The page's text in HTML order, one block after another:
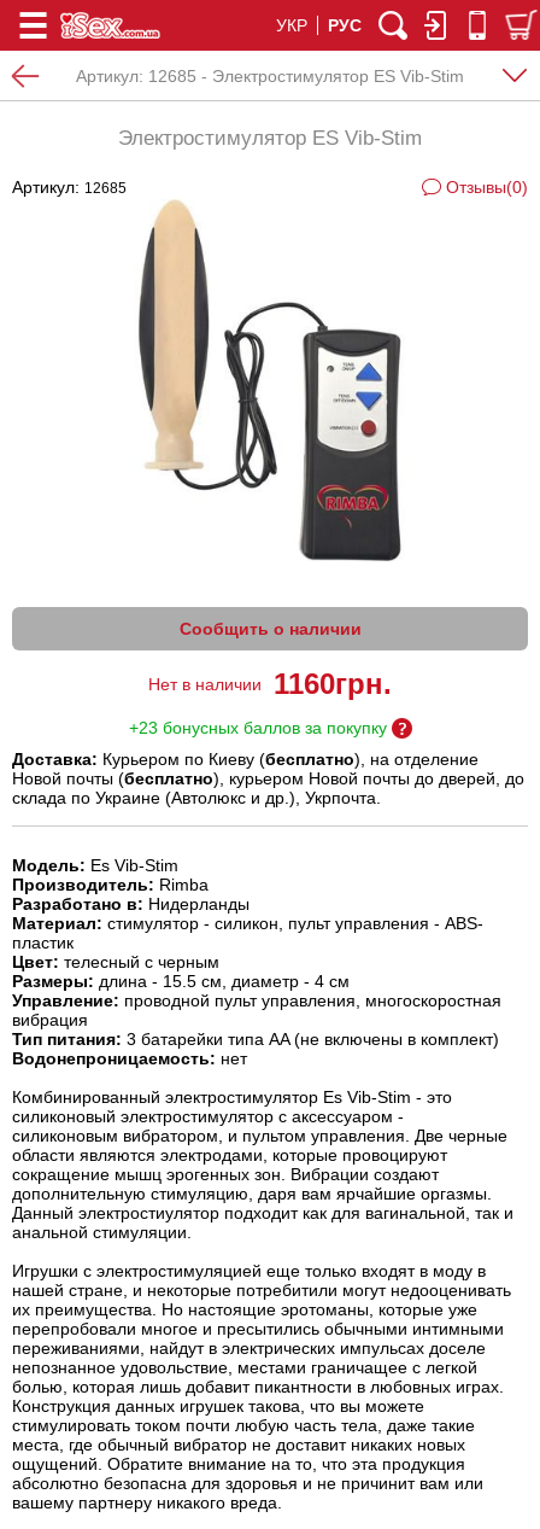
УКР РУС
Артикул: 12685 - Электростимулятор ES Vib-Stim
Электростимулятор ES Vib-Stim
Артикул: 12685 Отзывы(0)
Сообщить о наличии
Нет в наличии 1160грн.
+23 бонусных баллов за покупку
Доставка: Курьером по Киеву (бесплатно), на отделение
Новой почты (бесплатно), курьером Новой почты до дверей, до
склада по Украине (Автолюкс и др.), Укрпочта.
Модель: Es Vib-Stim
Производитель: Rimba
Разработано в: Нидерланды
Материал: стимулятор - силикон, пульт управления - ABS-
пластик
Цвет: телесный с черным
Размеры: длина - 15.5 см, диаметр - 4 см
Управление: проводной пульт управления, многоскоростная
вибрация
Тип питания: 3 батарейки типа АA (не включены в комплект)
Водонепроницаемость: нет
Комбинированный электростимулятор Es Vib-Stim - это
силиконовый электростимулятор с аксессуаром -
силиконовым вибратором, и пультом управления. Две черные
области являются электродами, которые провоцируют
сокращение мышц эрогенных зон. Вибрации создают
дополнительную стимуляцию, даря вам ярчайшие оргазмы.
Данный электростиулятор подходит как для вагинальной, так и
анальной стимуляции.
Игрушки с электростимуляцией еще только входят в моду в
нашей стране, и некоторые потребитили могут недооценивать
их преимущества. Но настоящие эротоманы, которые уже
перепробовали многое и пресытились обычными интимными
переживаниями, найдут в электрических импульсах доселе
непознанное удовольствие, местами граничащее с легкой
болью, которая лишь добавит пикантности в любовных играх.
Конструкция данных игрушек такова, что вы можете
стимулировать током почти любую часть тела, даже такие
места, где обычный вибратор не доставит никаких новых
ощущений. Обратите внимание на то, что эта продукция
абсолютно безопасна для здоровья и не причинит вам или
вашему партнеру никакого вреда.